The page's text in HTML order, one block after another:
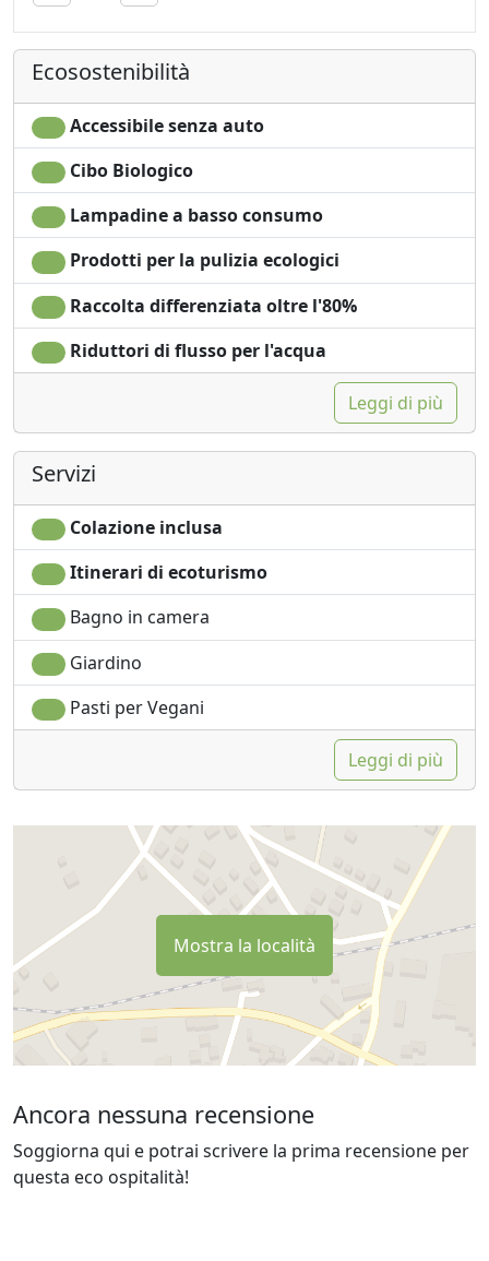
Ecosostenibilità
Accessibile senza auto
Cibo Biologico
Lampadine a basso consumo
Prodotti per la pulizia ecologici
Raccolta differenziata oltre l'80%
Riduttori di flusso per l'acqua
Leggi di più
Servizi
Colazione inclusa
Itinerari di ecoturismo
Bagno in camera
Giardino
Pasti per Vegani
Leggi di più
Mostra la località
Ancora nessuna recensione
Soggiorna qui e potrai scrivere la prima recensione per
questa eco ospitalità!